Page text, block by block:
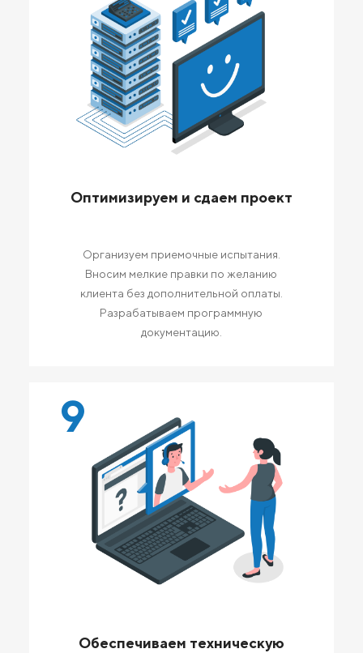
Оптимизируем и сдаем проект
Организуем приемочные испытания.
Вносим мелкие правки по желанию
клиента без дополнительной оплаты.
Разрабатываем программную
документацию.
9
Обеспечиваем техническую